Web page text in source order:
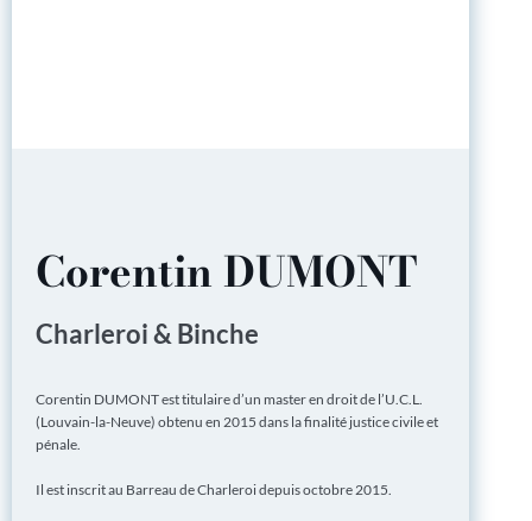
Corentin DUMONT
Charleroi & Binche
Corentin DUMONT est titulaire d’un master en droit de l’U.C.L.
(Louvain-la-Neuve) obtenu en 2015 dans la finalité justice civile et
pénale.
Il est inscrit au Barreau de Charleroi depuis octobre 2015.